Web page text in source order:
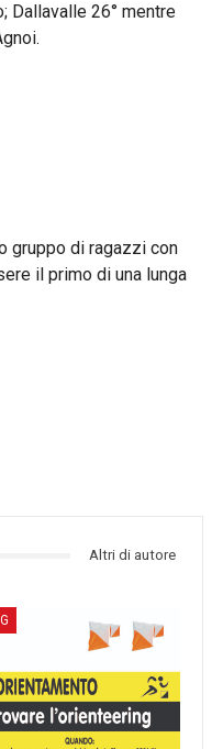
Dallavalle 26° mentre
gruppo di ragazzi con
il primo di una lunga
Altri di autore